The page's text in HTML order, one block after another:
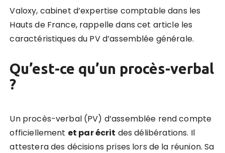
Valoxy, cabinet d’expertise comptable dans les
Hauts de France, rappelle dans cet article les
caractéristiques du PV d’assemblée générale.
Qu’est-ce qu’un procès-verbal
?
Un procès-verbal (PV) d’assemblée rend compte
officiellement et par écrit des délibérations. Il
attestera des décisions prises lors de la réunion. Sa